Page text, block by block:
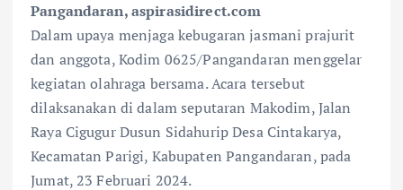
Pangandaran, aspirasidirect.com
Dalam upaya menjaga kebugaran jasmani prajurit
dan anggota, Kodim 0625/Pangandaran menggelar
kegiatan olahraga bersama. Acara tersebut
dilaksanakan di dalam seputaran Makodim, Jalan
Raya Cigugur Dusun Sidahurip Desa Cintakarya,
Kecamatan Parigi, Kabupaten Pangandaran, pada
Jumat, 23 Februari 2024.